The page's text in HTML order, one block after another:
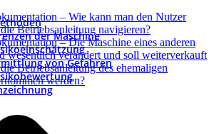
der Maschine
von Gefahren
– Wie kann man den Nutzer
Betriebsanleitung navigieren?
– Die Maschine eines anderen
wesentlich verändert und soll weiterverkauft
Betriebsanleitung des ehemaligen
werden?